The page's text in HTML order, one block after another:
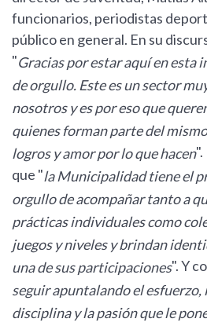
funcionarios, periodistas
público en general. En su
"Gracias por estar aquí en esta
de orgullo. Este es un sector
nosotros y es por eso que
quienes forman parte del
logros y amor por lo que hacen
que "la Municipalidad tiene el
orgullo de acompañar tanto a
prácticas individuales como
juegos y niveles y brindan
una de sus participaciones". Y
seguir apuntalando el esfuerzo,
disciplina y la pasión que le